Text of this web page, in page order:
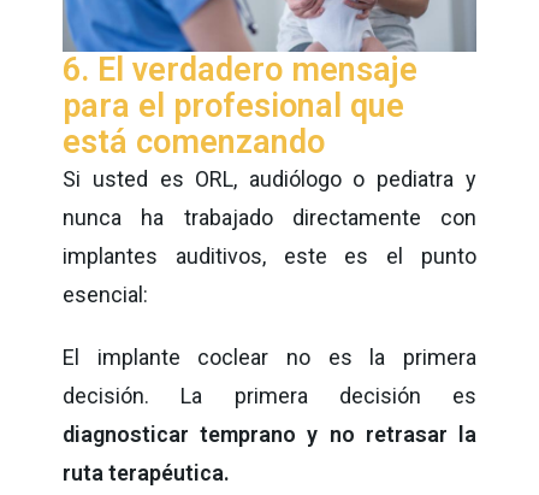
6. El verdadero mensaje
para el profesional que
está comenzando
Si usted es ORL, audiólogo o pediatra y
nunca ha trabajado directamente con
implantes auditivos, este es el punto
esencial:
El implante coclear no es la primera
decisión. La primera decisión es
diagnosticar temprano y no retrasar la
ruta terapéutica.